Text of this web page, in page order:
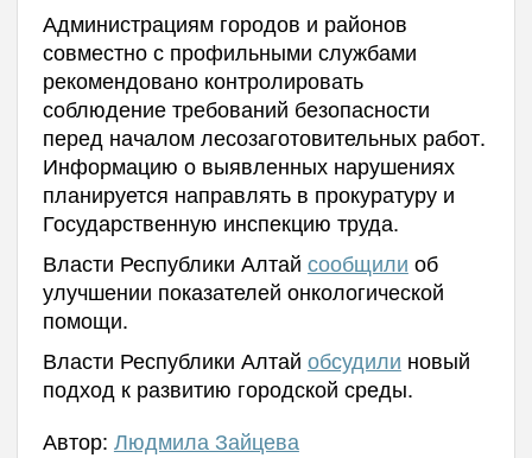
Администрациям городов и районов
совместно с профильными службами
рекомендовано контролировать
соблюдение требований безопасности
перед началом лесозаготовительных работ.
Информацию о выявленных нарушениях
планируется направлять в прокуратуру и
Государственную инспекцию труда.
Власти Республики Алтай сообщили об
улучшении показателей онкологической
помощи.
Власти Республики Алтай обсудили новый
подход к развитию городской среды.
Автор: Людмила Зайцева